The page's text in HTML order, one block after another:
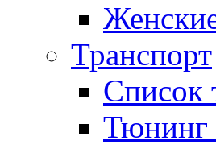
Транспорт
Список
Тюнинг